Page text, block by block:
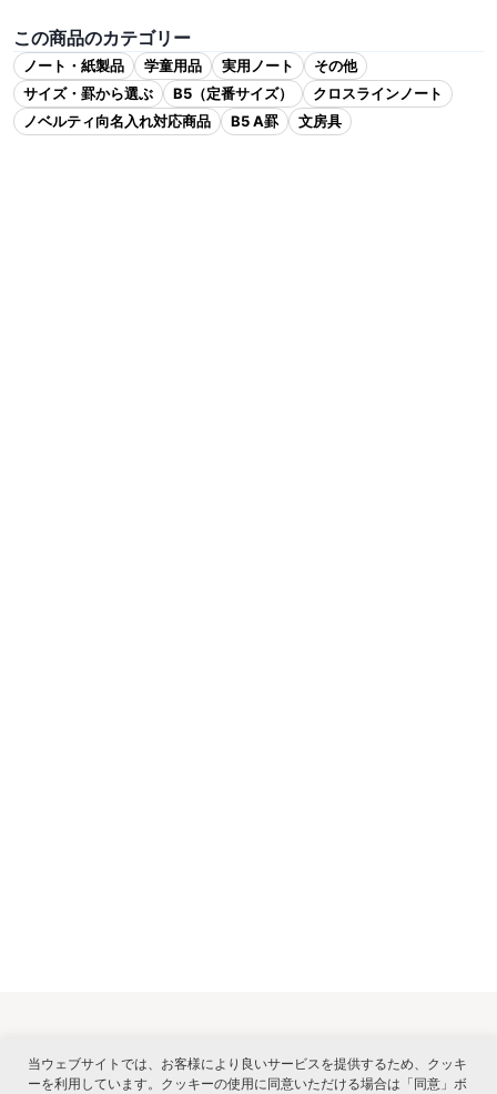
この商品のカテゴリー
ノート・紙製品 学童用品 実用ノート
その他
サイズ・罫から選ぶ
B5（定番サイズ）
クロスラインノート
ノベルティ向名入れ対応商品
B5 A罫 文房具
関連サービス
当ウェブサイトでは、お客様により良いサービスを提供するため、クッキ
ーを利用しています。クッキーの使用に同意いただける場合は「同意」ボ